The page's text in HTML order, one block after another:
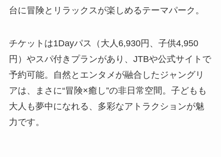
台に冒険とリラックスが楽しめるテーマパーク。
チケットは1Dayパス（大人6,930円、子供4,950
円）やスパ付きプランがあり、JTBや公式サイトで
予約可能。自然とエンタメが融合したジャングリ
アは、まさに“冒険×癒し”の非日常空間。子どもも
大人も夢中になれる、多彩なアトラクションが魅
力です。